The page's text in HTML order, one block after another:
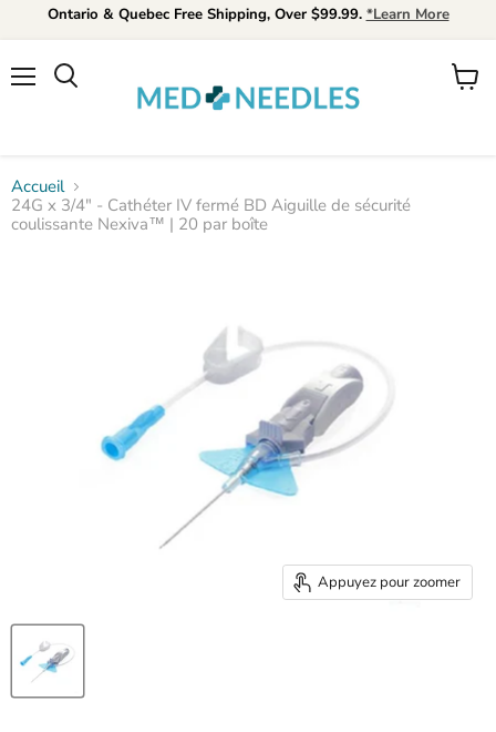
Ontario & Quebec Free Shipping, Over $99.99. *Learn More
Rechercher
Voir
Accueil
24G x 3/4" - Cathéter IV fermé BD Aiguille de sécurité
coulissante Nexiva™ | 20 par boîte
Appuyez pour zoomer